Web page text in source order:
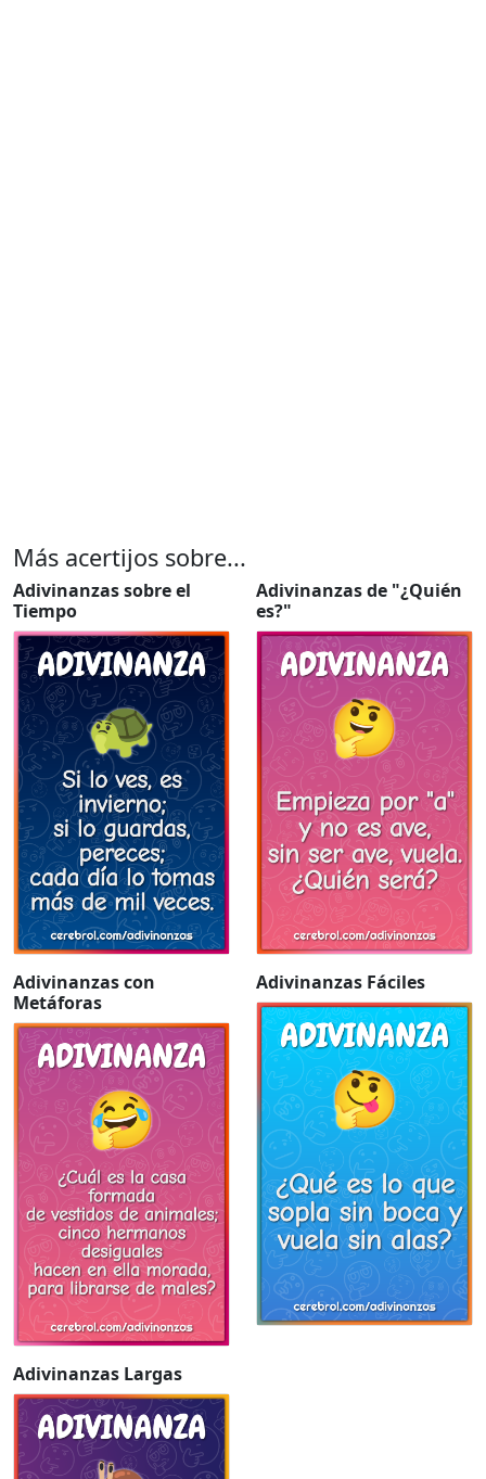
Más acertijos sobre...
Adivinanzas sobre el
Tiempo
Adivinanzas de "¿Quién
es?"
Adivinanzas con
Metáforas
Adivinanzas Fáciles
Adivinanzas Largas